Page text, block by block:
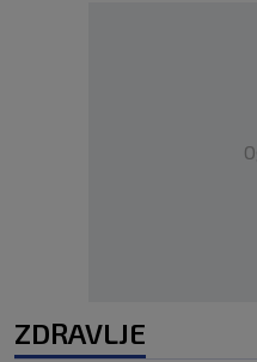
ZDRAVLJE